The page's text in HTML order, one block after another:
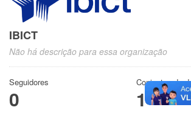
IBICT
Não há descrição para essa organização
Seguidores
0
Conjuntos de
1